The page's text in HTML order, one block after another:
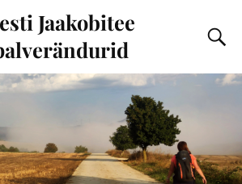
Jaakobitee